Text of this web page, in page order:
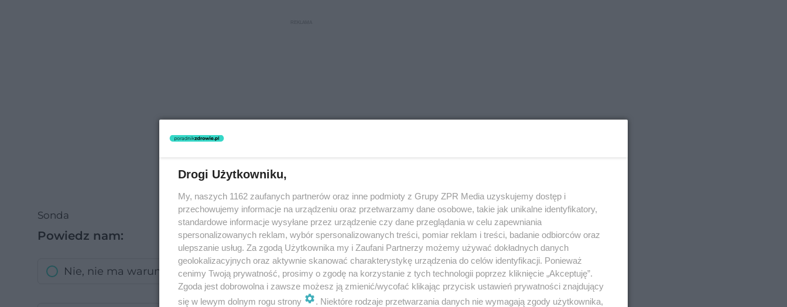
Sonda
Powiedz nam:
Nie, nie ma warunków do izolowania pacjentek
Drogi Użytkowniku,
My, naszych 1162 zaufanych partnerów oraz inne podmioty z Grupy ZPR Media uzyskujemy dostęp i
przechowujemy informacje na urządzeniu oraz przetwarzamy dane osobowe, takie jak unikalne identyfikatory,
standardowe informacje wysyłane przez urządzenie czy dane przeglądania w celu zapewniania
spersonalizowanych reklam, wybór spersonalizowanych treści, pomiar reklam i treści, badanie odbiorców oraz
ulepszanie usług. Za zgodą Użytkownika my i Zaufani Partnerzy możemy używać dokładnych danych
geolokalizacyjnych oraz aktywnie skanować charakterystykę urządzenia do celów identyfikacji. Ponieważ
cenimy Twoją prywatność, prosimy o zgodę na korzystanie z tych technologii poprzez kliknięcie „Akceptuję”.
Zgoda jest dobrowolna i zawsze możesz ją zmienić/wycofać klikając przycisk ustawień prywatności znajdujący
się w lewym dolnym rogu strony
. Niektóre rodzaje przetwarzania danych nie wymagają zgody użytkownika,